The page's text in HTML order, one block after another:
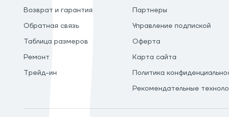
Возврат и гарантия
Обратная связь
Таблица размеров
Ремонт
Трейд-ин
Партнеры
Управление подпиской
Оферта
Карта сайта
Политика
Рекомендательные